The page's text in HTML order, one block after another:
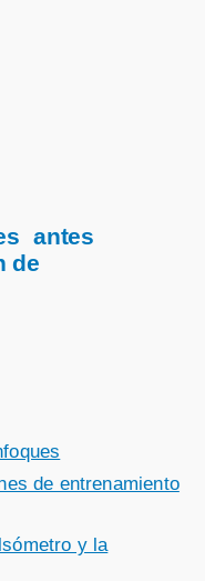
antes
de
de entrenamiento
y la